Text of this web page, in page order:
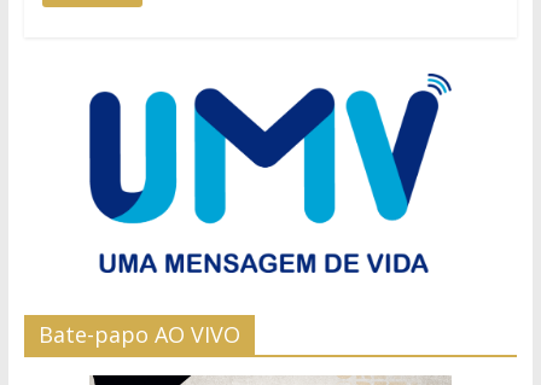
Bate-papo AO VIVO